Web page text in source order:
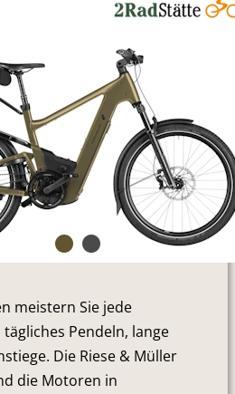
meistern Sie jede
Pendeln, lange
Die Riese & Müller
die Motoren in